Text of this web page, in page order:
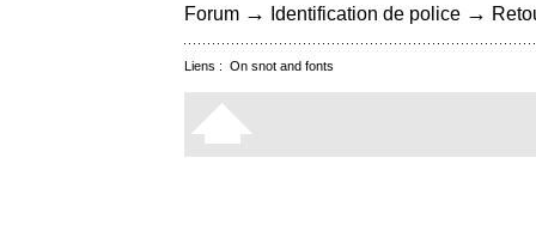
Forum → Identification de police →
Liens : On snot and fonts